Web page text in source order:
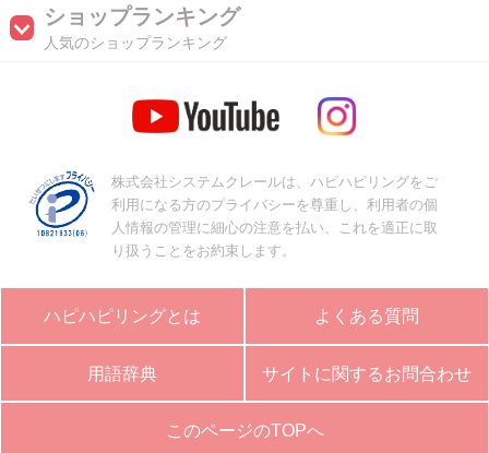
ショップランキング
人気のショップランキング
株式会社システムクレールは、ハピハピリングをご
利用になる方のプライバシーを尊重し、利用者の個
人情報の管理に細心の注意を払い、これを適正に取
り扱うことをお約束します。
ハピハピリングとは よくある質問
用語辞典 サイトに関するお問合わせ
このページのTOPへ